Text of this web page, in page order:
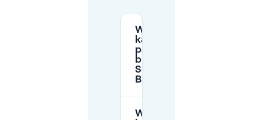
Waar
kan ik
parkeren
bij
Schloss
Britz?
Waar